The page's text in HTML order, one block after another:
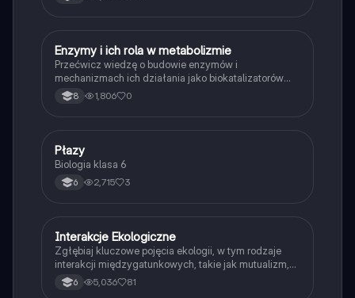
EBiologia
Enzymy i ich rola w metabolizmie
Przećwicz wiedzę o budowie enzymów i
mechanizmach ich działania jako biokatalizatorów
przyspieszających reakcje.
8 1,806 0
PBiologia
Płazy
Biologia klasa 6
6 2,715 3
Biologia
Interakcje Ekologiczne
Zgłębiaj kluczowe pojęcia ekologii, w tym rodzaje
interakcji międzygatunkowych, takie jak mutualizm,
komensalizm, drapieżnictwo i pasożytnictwo.
Dowiedz się o strukturze populacji, ekosystemach
6 5,036 81